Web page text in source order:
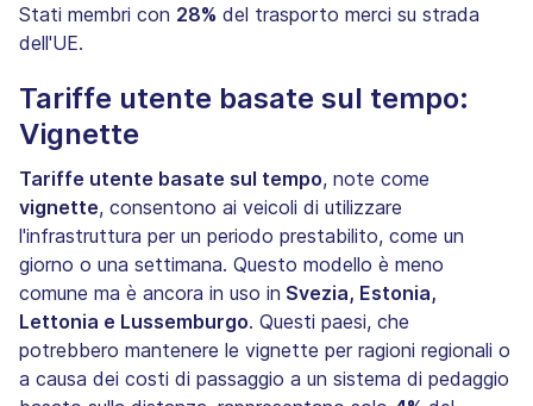
Stati membri con 28% del trasporto merci su strada
dell'UE.
Tariffe utente basate sul tempo:
Vignette
Tariffe utente basate sul tempo, note come
vignette, consentono ai veicoli di utilizzare
l'infrastruttura per un periodo prestabilito, come un
giorno o una settimana. Questo modello è meno
comune ma è ancora in uso in Svezia, Estonia,
Lettonia e Lussemburgo. Questi paesi, che
potrebbero mantenere le vignette per ragioni regionali o
a causa dei costi di passaggio a un sistema di pedaggio